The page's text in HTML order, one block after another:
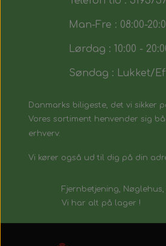
Man-Fre : 08:00-
Lørdag : 10:00 -
Søndag : Lukket/
Danmarks biligeste, det vi sikker
Vores sortiment henvender sig
erhverv.
Vi kører også ud til dig på din
Fjernbetjening,
Vi har alt på lager !